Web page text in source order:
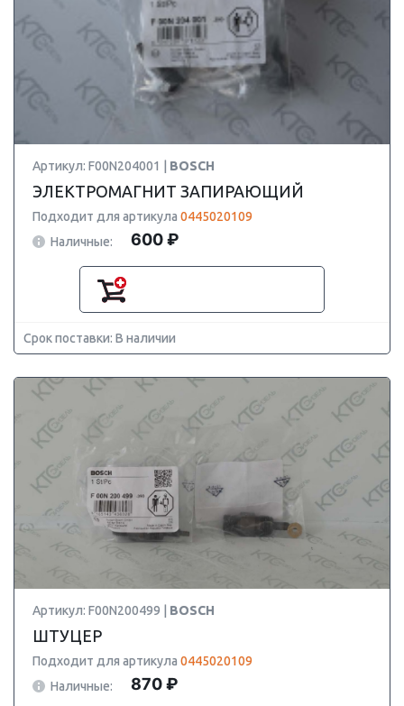
Артикул: F00N204001 | BOSCH
ЭЛЕКТРОМАГНИТ ЗАПИРАЮЩИЙ
Подходит для артикула 0445020109
Наличные:
600 ₽
Срок поставки: В наличии
Артикул: F00N200499 | BOSCH
ШТУЦЕР
Подходит для артикула 0445020109
Наличные:
870 ₽